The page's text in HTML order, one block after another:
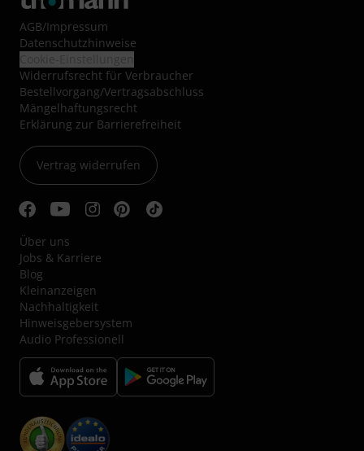
AGB/Impressum
Datenschutzhinweise
Widerrufsrecht für Verbraucher
Bestellvorgang/Vertragsabschluss
Mängelhaftungsrecht
Erklärung zur Barrierefreiheit
Vertrag widerrufen
Über uns
Jobs & Karriere
Blog
Kleinanzeigen
Nachhaltigkeit
Hinweisgebersystem
Audio Professionell